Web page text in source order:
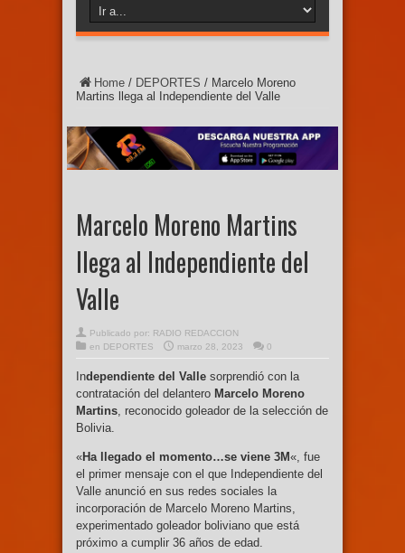
Home / DEPORTES / Marcelo Moreno
Martins llega al Independiente del Valle
Marcelo Moreno Martins
llega al Independiente del
Valle
Publicado por: RADIO REDACCION
en DEPORTES marzo 28, 2023 0
Independiente del Valle sorprendió con la
contratación del delantero Marcelo Moreno
Martins , reconocido goleador de la selección de
Bolivia.
«Ha llegado el momento…se viene 3M«, fue
el primer mensaje con el que Independiente del
Valle anunció en sus redes sociales la
incorporación de Marcelo Moreno Martins,
experimentado goleador boliviano que está
próximo a cumplir 36 años de edad.